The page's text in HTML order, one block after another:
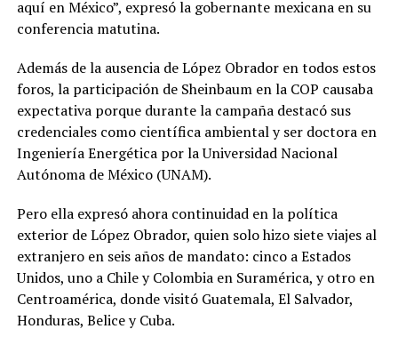
aquí en México”, expresó la gobernante mexicana en su
conferencia matutina.
Además de la ausencia de López Obrador en todos estos
foros, la participación de Sheinbaum en la COP causaba
expectativa porque durante la campaña destacó sus
credenciales como científica ambiental y ser doctora en
Ingeniería Energética por la Universidad Nacional
Autónoma de México (UNAM).
Pero ella expresó ahora continuidad en la política
exterior de López Obrador, quien solo hizo siete viajes al
extranjero en seis años de mandato: cinco a Estados
Unidos, uno a Chile y Colombia en Suramérica, y otro en
Centroamérica, donde visitó Guatemala, El Salvador,
Honduras, Belice y Cuba.